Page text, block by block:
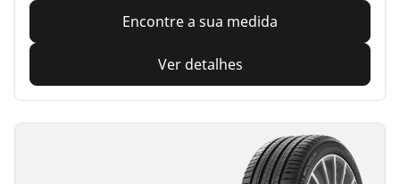
Encontre a sua medida
Ver detalhes